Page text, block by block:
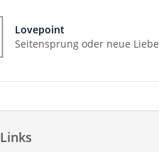
Lovepoint
Seitensprung oder neue Liebe
Links